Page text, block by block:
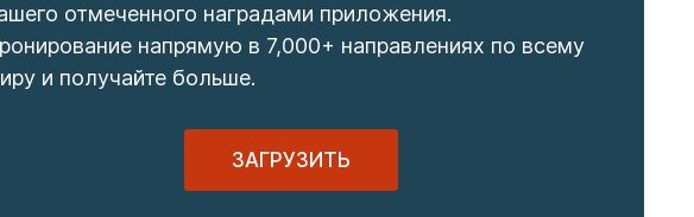
отмеченного наградами приложения.
напрямую в 7,000+ направлениях по всему
и получайте больше.
ЗАГРУЗИТЬ